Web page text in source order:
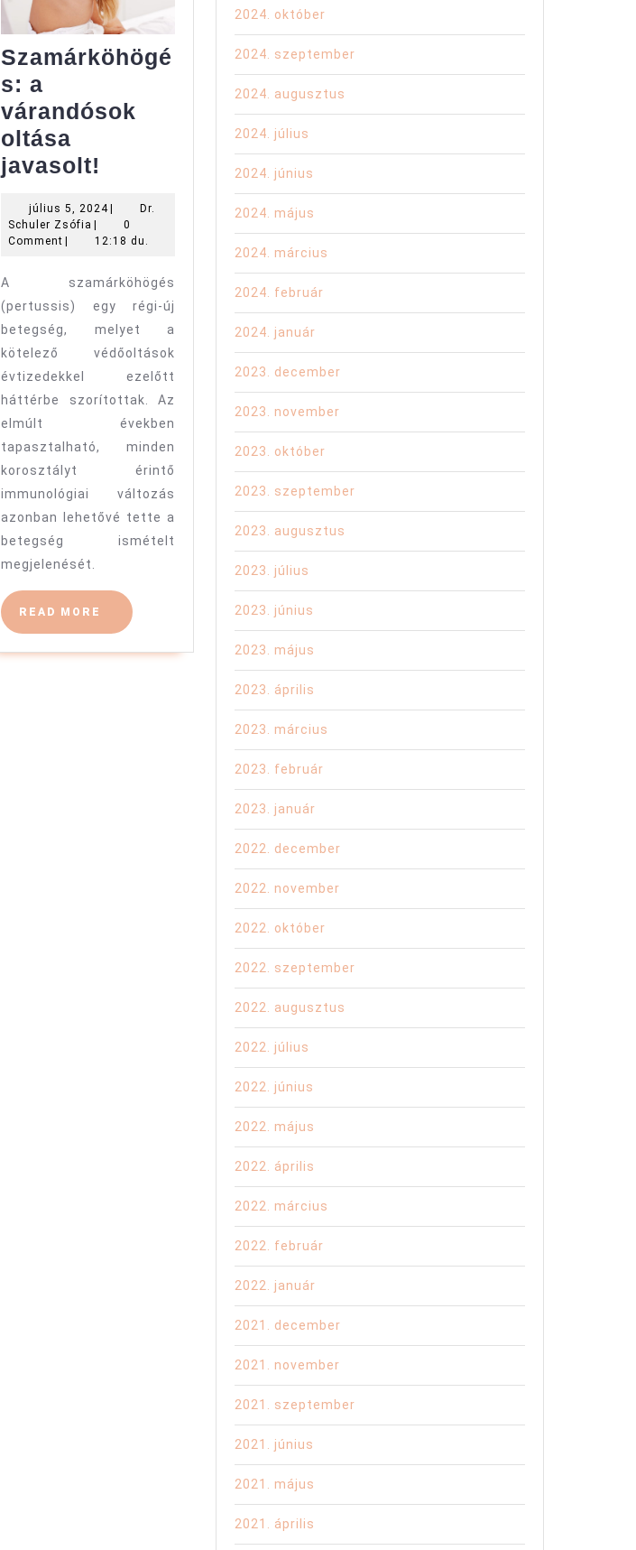
Szamárköhögé
s: a
várandósok
oltása
javasolt! Szamárköhögés:
várandósok
oltása
javasolt!
július 5, 2024július
2024
|
Dr.
Schuler Zsófia Dr.
Schuler
|
0
Comment | 12:18 du.
A szamárköhögés
(pertussis) egy régi-új
betegség, melyet a
kötelező védőoltások
évtizedekkel ezelőtt
háttérbe szorítottak. Az
elmúlt években
tapasztalható, minden
korosztályt érintő
immunológiai változás
azonban lehetővé tette a
betegség ismételt
megjelenését.
READ MORE
READ
MORE
2024. október
2024. szeptember
2024. augusztus
2024. július
2024. június
2024. május
2024. március
2024. február
2024. január
2023. december
2023. november
2023. október
2023. szeptember
2023. augusztus
2023. július
2023. június
2023. május
2023. április
2023. március
2023. február
2023. január
2022. december
2022. november
2022. október
2022. szeptember
2022. augusztus
2022. július
2022. június
2022. május
2022. április
2022. március
2022. február
2022. január
2021. december
2021. november
2021. szeptember
2021. június
2021. május
2021. április